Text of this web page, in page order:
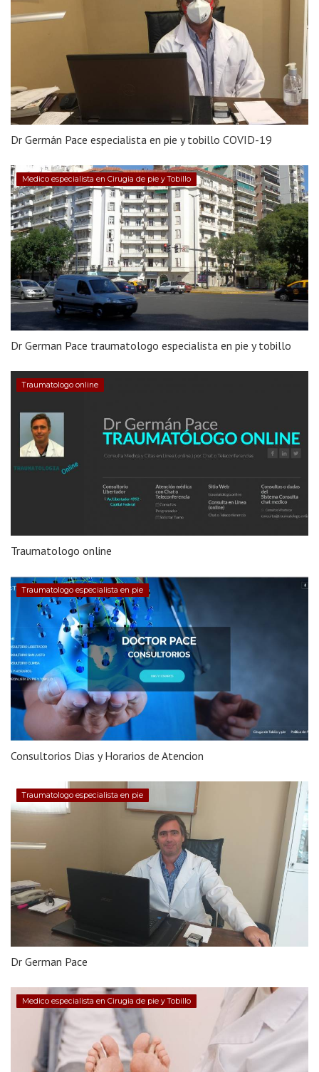
Dr Germán Pace especialista en pie y tobillo COVID-19
Medico especialista en Cirugia de pie y Tobillo
Dr German Pace traumatologo especialista en pie y tobillo
Traumatologo online
Traumatologo online
Traumatologo especialista en pie
Consultorios Dias y Horarios de Atencion
Traumatologo especialista en pie
Dr German Pace
Medico especialista en Cirugia de pie y Tobillo